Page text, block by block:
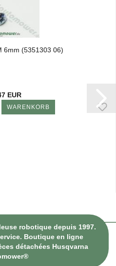
6mm (5351303 06)
EUR
WARENKORB
robotique depuis 1997.
Boutique en ligne
détachées Husqvarna